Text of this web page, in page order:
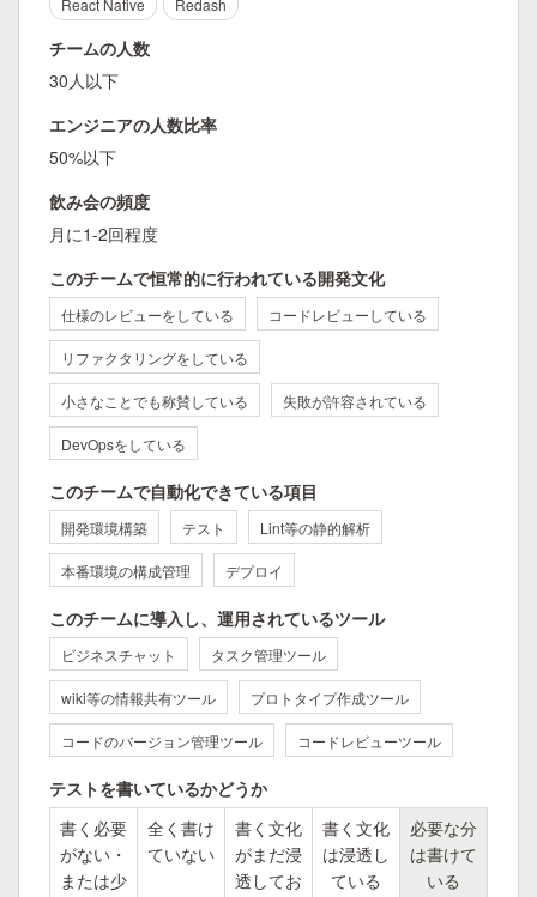
React Native Redash
チームの人数
30人以下
エンジニアの人数比率
50%以下
飲み会の頻度
月に1-2回程度
このチームで恒常的に行われている開発文化
仕様のレビューをしている コードレビューしている
リファクタリングをしている
小さなことでも称賛している 失敗が許容されている
DevOpsをしている
このチームで自動化できている項目
開発環境構築 テスト Lint等の静的解析
本番環境の構成管理 デプロイ
このチームに導入し、運用されているツール
ビジネスチャット タスク管理ツール
wiki等の情報共有ツール プロトタイプ作成ツール
コードのバージョン管理ツール コードレビューツール
テストを書いているかどうか
書く必要
がない・
または少
全く書け
ていない
書く文化
がまだ浸
透してお
書く文化
は浸透し
ている
必要な分
は書けて
いる